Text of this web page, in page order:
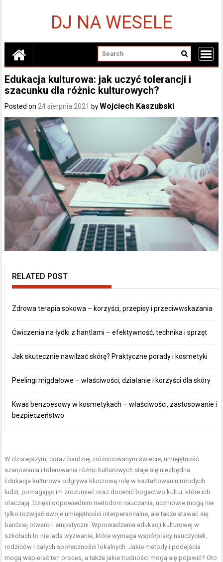
DJ NA WESELE
Edukacja kulturowa: jak uczyć tolerancji i
szacunku dla różnic kulturowych?
Posted on 24 sierpnia 2021 by Wojciech Kaszubski
RELATED POST
Zdrowa terapia sokowa – korzyści, przepisy i przeciwwskazania
Ćwiczenia na łydki z hantlami – efektywność, technika i sprzęt
Jak skutecznie nawilżać skórę? Praktyczne porady i kosmetyki
Peelingi migdałowe – właściwości, działanie i korzyści dla skóry
Kwas benzoesowy w kosmetykach – właściwości, zastosowanie i
bezpieczeństwo
W dzisiejszym, coraz bardziej zróżnicowanym świecie, umiejętność
szanowania i tolerowania różnic kulturowych staje się niezbędna.
Edukacja kulturowa odgrywa kluczową rolę w kształtowaniu młodych
ludzi, pomagając im zrozumieć oraz docenić bogactwo kultur, które ich
otaczają. Dzięki odpowiednim metodom nauczania, uczniowie mogą nie
tylko rozwijać swoje umiejętności interpersonalne, ale także stawać się
bardziej otwarci i empatyczni. Wprowadzenie edukacji kulturowej w
szkołach to nie lada wyzwanie, które wymaga współpracy nauczycieli,
rodziców i całych społeczności lokalnych. Jakie metody i podejścia
mogą wspierać ten proces, a także jakie trudności mogą się pojawić? Oto